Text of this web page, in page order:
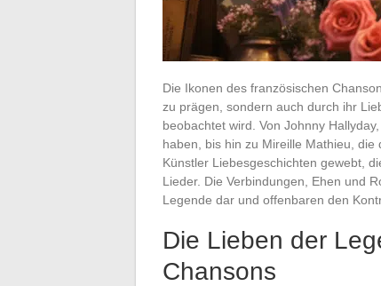
Die Ikonen des französischen
zu prägen, sondern auch durch ihr
beobachtet wird. Von Johnny
haben, bis hin zu Mireille Mathieu,
Künstler Liebesgeschichten gewebt,
Lieder. Die Verbindungen, Ehen und
Legende dar und offenbaren den
Die Lieben der
Chansons